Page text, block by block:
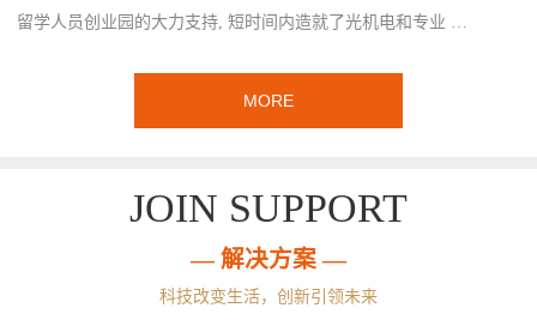
留学人员创业园的大力支持, 短时间内造就了光机电和专业 …
MORE
JOIN SUPPORT
— 解决方案 —
科技改变生活，创新引领未来